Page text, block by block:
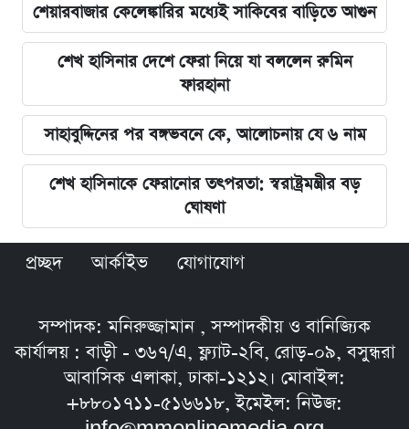
শেয়ারবাজার কেলেঙ্কারির মধ্যেই সাকিবের বাড়িতে আগুন
শেখ হাসিনার দেশে ফেরা নিয়ে যা বললেন রুমিন
ফারহানা
সাহাবুদ্দিনের পর বঙ্গভবনে কে, আলোচনায় যে ৬ নাম
শেখ হাসিনাকে ফেরানোর তৎপরতা: স্বরাষ্ট্রমন্ত্রীর বড়
ঘোষণা
প্রচ্ছদ আর্কাইভ যোগাযোগ
সম্পাদক: মনিরুজ্জামান , সম্পাদকীয় ও বানিজ্যিক
কার্যালয় : বাড়ী - ৩৬৭/এ, ফ্ল্যাট-২বি, রোড়-০৯, বসুন্ধরা
আবাসিক এলাকা, ঢাকা-১২১২। মোবাইল:
+৮৮০১৭১১-৫১৬৬১৮, ইমেইল: নিউজ: